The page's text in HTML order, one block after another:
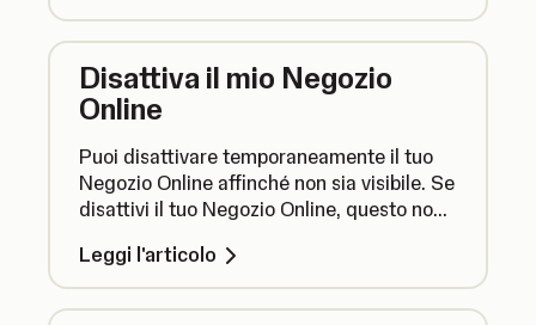
Disattiva il mio Negozio
Online
Puoi disattivare temporaneamente il tuo
Negozio Online affinché non sia visibile. Se
disattivi il tuo Negozio Online, questo non
ordini. Puoi anche eliminarlo in modo
definitivo.
Leggi l'articolo